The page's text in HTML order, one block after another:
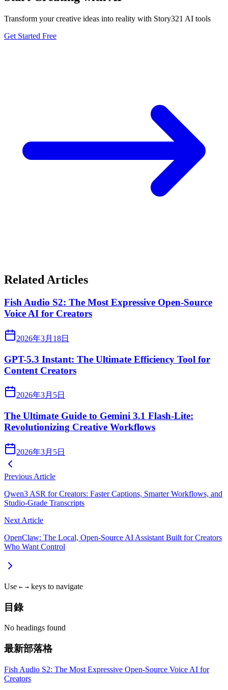
Transform your creative ideas into reality with Story321 AI tools
Get Started Free
Related Articles
Fish Audio S2: The Most Expressive Open-Source
Voice AI for Creators
2026年3月18日
GPT-5.3 Instant: The Ultimate Efficiency Tool for
Content Creators
2026年3月5日
The Ultimate Guide to Gemini 3.1 Flash-Lite:
Revolutionizing Creative Workflows
2026年3月5日
Previous Article
Qwen3 ASR for Creators: Faster Captions, Smarter Workflows, and
Studio‑Grade Transcripts
Next Article
OpenClaw: The Local, Open‑Source AI Assistant Built for Creators
Who Want Control
Use ← → keys to navigate
目錄
No headings found
最新部落格
Fish Audio S2: The Most Expressive Open-Source Voice AI for
Creators